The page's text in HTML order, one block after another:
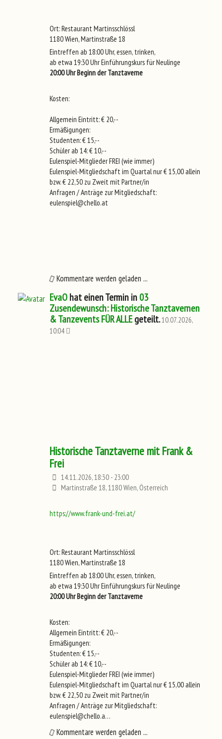
Ort: Restaurant Martinsschlössl
1180 Wien, Martinstraße 18
Eintreffen ab 18:00 Uhr, essen, trinken,
ab etwa 19:30 Uhr Einführungskurs für Neulinge
20:00 Uhr Beginn der Tanztaverne
Kosten:
Allgemein Eintritt: € 20,--
Ermäßigungen:
Studenten: € 15,--
Schüler ab 14: € 10,--
Eulenspiel-Mitglieder FREI (wie immer)
Eulenspiel-Mitgliedschaft im Quartal nur € 15,00 allein
bzw. € 22,50 zu Zweit mit Partner/in
Anfragen / Anträge zur Mitgliedschaft:
eulenspiel@chello.at
Kommentare werden geladen ...
EvaOhat einen Termin in03
Zusendewunsch: Historische Tanztavernen
& Tanzevents FÜR ALLEgeteilt.10.07.2026,
10:04
Historische Tanztaverne mit Frank &
Frei
14.11.2026, 18:30 - 23:00
Martinstraße 18, 1180 Wien, Österreich
https://www.frank-und-frei.at/
Ort: Restaurant Martinsschlössl
1180 Wien, Martinstraße 18
Eintreffen ab 18:00 Uhr, essen, trinken,
ab etwa 19:30 Uhr Einführungskurs für Neulinge
20:00 Uhr Beginn der Tanztaverne
Kosten:
Allgemein Eintritt: € 20,--
Ermäßigungen:
Studenten: € 15,--
Schüler ab 14: € 10,--
Eulenspiel-Mitglieder FREI (wie immer)
Eulenspiel-Mitgliedschaft im Quartal nur € 15,00 allein
bzw. € 22,50 zu Zweit mit Partner/in
Anfragen / Anträge zur Mitgliedschaft:
eulenspiel@chello.a…
Kommentare werden geladen ...